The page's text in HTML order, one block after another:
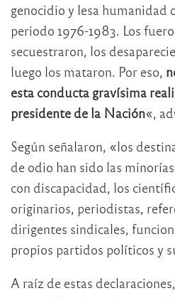
genocidio y lesa humanidad
periodo 1976-1983. Los
secuestraron, los
luego los mataron. Por eso,
esta conducta gravísima
presidente de la Nación«,
Según señalaron, «los
de odio han sido las
con discapacidad, los
originarios, periodistas,
dirigentes sindicales,
propios partidos políticos y
A raíz de estas declaraciones,